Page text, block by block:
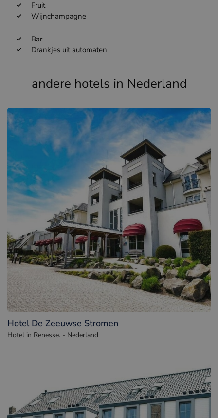
Fruit
Wijnchampagne
Bar
Drankjes uit automaten
andere hotels in Nederland
Hotel De Zeeuwse Stromen
Hotel in Renesse. - Nederland